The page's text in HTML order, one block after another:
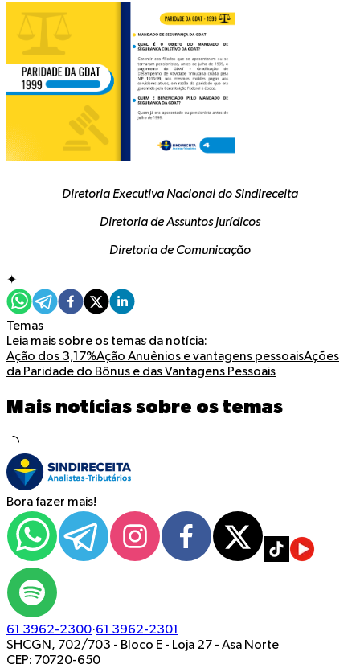
Diretoria Executiva Nacional do Sindireceita
Diretoria de Assuntos Jurídicos
Diretoria de Comunicação
✦
Temas
Leia mais sobre os temas da notícia:
Ação dos 3,17%Ação Anuênios e vantagens pessoaisAções
da Paridade do Bônus e das Vantagens Pessoais
Mais notícias sobre os temas
Bora fazer mais!
61 3962-2300·61 3962-2301
SHCGN, 702/703 - Bloco E - Loja 27 - Asa Norte
CEP: 70720-650